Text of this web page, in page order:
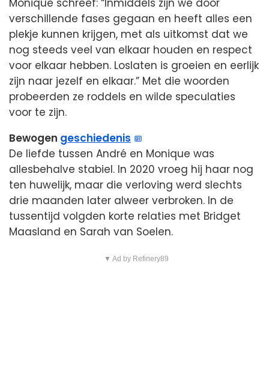
Monique schreef: “Inmiddels zijn we door
verschillende fases gegaan en heeft alles een
plekje kunnen krijgen, met als uitkomst dat we
nog steeds veel van elkaar houden en respect
voor elkaar hebben. Loslaten is groeien en eerlijk
zijn naar jezelf en elkaar.” Met die woorden
probeerden ze roddels en wilde speculaties
voor te zijn.
Bewogen geschiedenis
De liefde tussen André en Monique was
allesbehalve stabiel. In 2020 vroeg hij haar nog
ten huwelijk, maar die verloving werd slechts
drie maanden later alweer verbroken. In de
tussentijd volgden korte relaties met Bridget
Maasland en Sarah van Soelen.
▼ Ad by Refinery89